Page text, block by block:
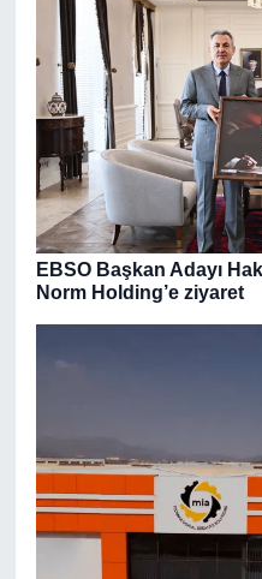
EBSO Başkan Adayı
Norm Holding’e ziyaret